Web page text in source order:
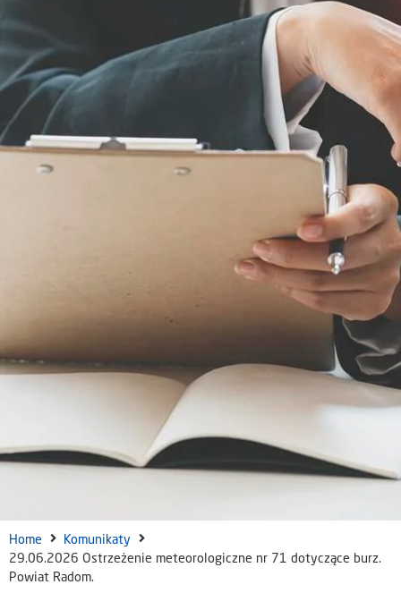
Home
Komunikaty
29.06.2026 Ostrzeżenie meteorologiczne nr 71 dotyczące burz.
Powiat Radom.